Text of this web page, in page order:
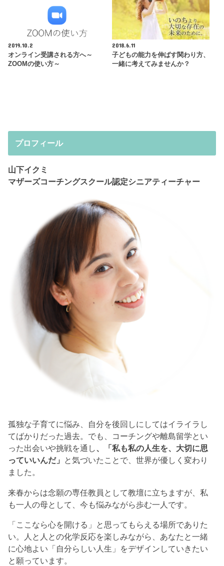
2019.10.2
オンライン受講される方へ～
ZOOMの使い方～
2018.6.11
子どもの能力を伸ばす関わり方、
一緒に考えてみませんか？
プロフィール
山下イクミ
マザーズコーチングスクール認定シニアティーチャー
孤独な子育てに悩み、自分を後回しにしてはイライラし
てばかりだった過去。でも、コーチングや離島留学とい
った出会いや挑戦を通し、「私も私の人生を、大切に思
っていいんだ」 と気づいたことで、世界が優しく変わり
ました。
来春からは念願の専任教員として教壇に立ちますが、私
も一人の母として、今も悩みながら歩む一人です。
「ここなら心を開ける」と思ってもらえる場所でありた
い。人と人との化学反応を楽しみながら、あなたと一緒
に心地よい「自分らしい人生」をデザインしていきたい
と願っています。